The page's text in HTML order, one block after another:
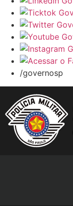
/governosp